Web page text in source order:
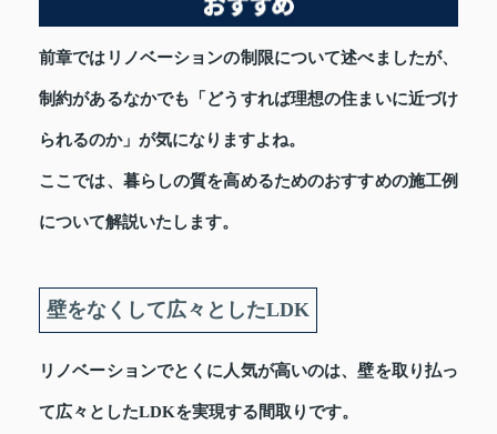
前章ではリノベーションの制限について述べましたが、
制約があるなかでも「どうすれば理想の住まいに近づけ
られるのか」が気になりますよね。
ここでは、暮らしの質を高めるためのおすすめの施工例
について解説いたします。
壁をなくして広々としたLDK
リノベーションでとくに人気が高いのは、壁を取り払っ
て広々としたLDKを実現する間取りです。